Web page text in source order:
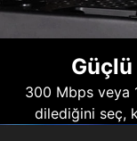
Güçlü
300 Mbps veya
dilediğini seç,